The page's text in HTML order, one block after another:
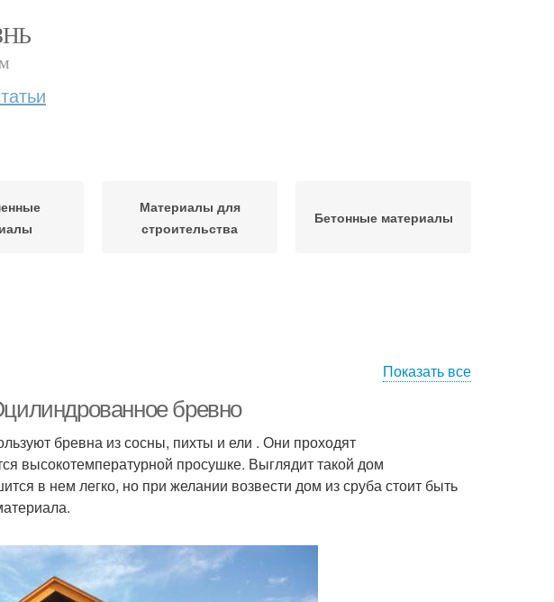
Материалы для
строительства
Бетонные материалы
Показать все
бревно
бревна из сосны, пихты и ели . Они проходят
высокотемпературной просушке. Выглядит такой дом
в нем легко, но при желании возвести дом из сруба стоит быть